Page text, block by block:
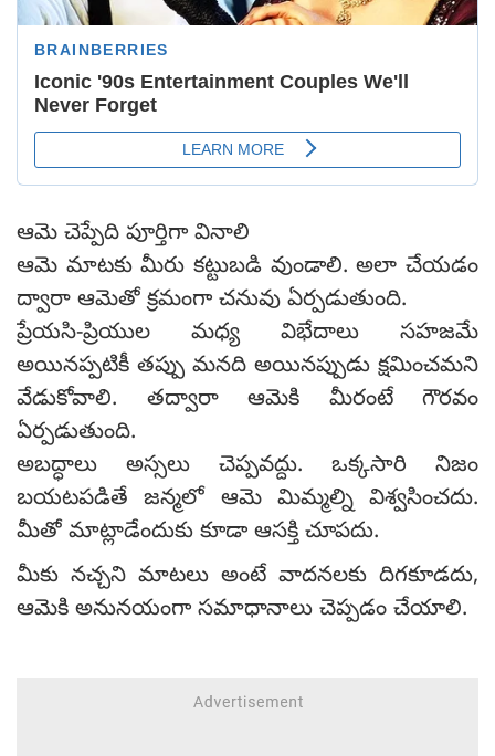
ఆమె చెప్పేది పూర్తిగా వినాలి
ఆమె మాటకు మీరు కట్టుబడి వుండాలి. అలా చేయడం
ద్వారా ఆమెతో క్రమంగా చనువు ఏర్పడుతుంది.
ప్రేయసి-ప్రియుల మధ్య విభేదాలు సహజమే
అయినప్పటికీ తప్పు మనది అయినప్పుడు క్షమించమని
వేడుకోవాలి. తద్వారా ఆమెకి మీరంటే గౌరవం
ఏర్పడుతుంది.
అబద్ధాలు అస్సలు చెప్పవద్దు. ఒక్కసారి నిజం
బయటపడితే జన్మలో ఆమె మిమ్మల్ని విశ్వసించదు.
మీతో మాట్లాడేందుకు కూడా ఆసక్తి చూపదు.
మీకు నచ్చని మాటలు అంటే వాదనలకు దిగకూడదు,
ఆమెకి అనునయంగా సమాధానాలు చెప్పడం చేయాలి.